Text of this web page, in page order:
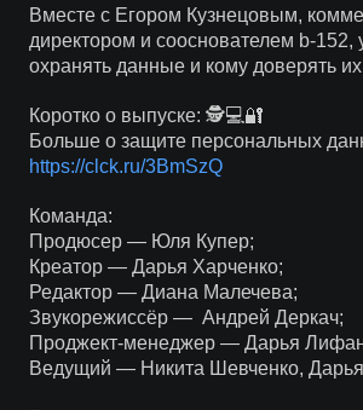
Вместе с Егором Кузнецовым,
директором и сооснователем b-152,
охранять данные и кому доверять
Коротко о выпуске: 🕵️💻🔐
Больше о защите персональных
https://clck.ru/3BmSzQ
Команда:
Продюсер — Юля Купер;
Креатор — Дарья Харченко;
Редактор — Диана Малечева;
Звукорежиссёр — Андрей Деркач;
Проджект-менеджер — Дарья
Ведущий — Никита Шевченко,